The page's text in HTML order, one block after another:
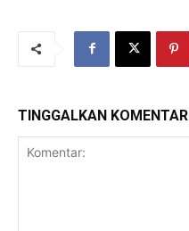
TINGGALKAN KOMENTAR